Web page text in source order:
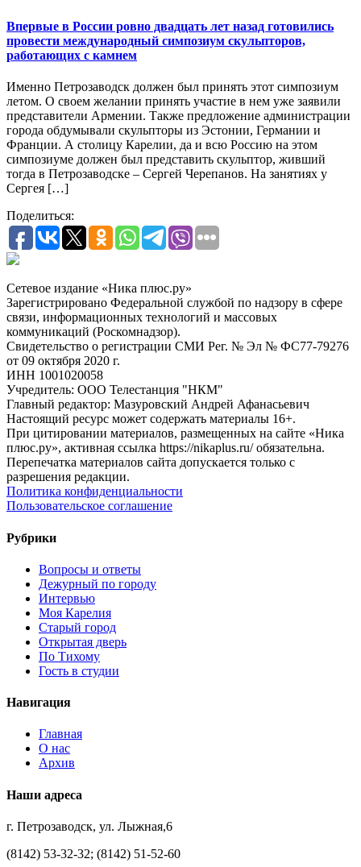
Впервые в России ровно двадцать лет назад готовились
провести международный симпозиум скульпторов,
работающих с камнем
Именно Петрозаводск должен был принять этот симпозиум
летом. О своем желании принять участие в нем уже заявили
представители Армении. Также предложение администрации
города обдумывали скульпторы из Эстонии, Германии и
Франции. А столицу Карелии, да и всю Россию на этом
симпозиуме должен был представить скульптор, живший
тогда в Петрозаводске – Сергей Черепанов. На занятиях у
Сергея […]
Поделиться:
Сетевое издание «Ника плюс.ру»
Зарегистрировано Федеральной службой по надзору в сфере
связи, информационных технологий и массовых
коммуникаций (Роскомнадзор).
Свидетельство о регистрации СМИ Рег. № Эл № ФС77-79276
от 09 октября 2020 г.
ИНН 1001020058
Учредитель: ООО Телестанция "НКМ"
Главный редактор: Мазуровский Андрей Афанасьевич
Настоящий ресурс может содержать материалы 16+.
При цитировании материалов, размещенных на сайте «Ника
плюс.ру», активная ссылка https://nikaplus.ru/ обязательна.
Перепечатка материалов сайта допускается только с
разрешения редакции.
Политика конфиденциальности
Пользовательское соглашение
Рубрики
Вопросы и ответы
Дежурный по городу
Интервью
Моя Карелия
Старый город
Открытая дверь
По Тихому
Гость в студии
Навигация
Главная
О нас
Архив
Наши адреса
г. Петрозаводск, ул. Лыжная,6
(8142) 53-32-32; (8142) 51-52-60